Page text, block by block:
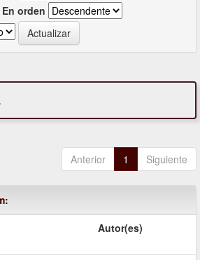
En orden
Anterior 1 Siguiente
Autor(es)